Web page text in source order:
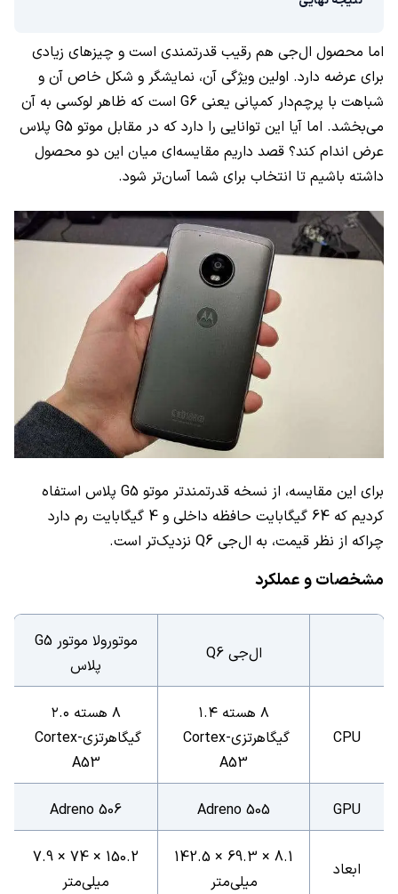
اما محصول ال‌جی هم رقیب قدرتمندی است و چیزهای زیادی
برای عرضه دارد. اولین ویژگی آن، نمایشگر و شکل خاص آن و
شباهت با پرچم‌دار کمپانی یعنی G6 است که ظاهر لوکسی به آن
می‌بخشد. اما آیا این توانایی را دارد که در مقابل موتو G5 پلاس
عرض اندام کند؟ قصد داریم مقایسه‌ای میان این دو محصول
داشته باشیم تا انتخاب برای شما آسان‌تر شود.
برای این مقایسه، از نسخه قدرتمندتر موتو G5 پلاس استفاه
کردیم که 64 گیگابایت حافظه داخلی و 4 گیگابایت رم دارد
چراکه از نظر قیمت، به ال‌جی Q6 نزدیک‌تر است.
مشخصات و عملکرد
ال‌جیQ6
موتورولا موتورG5
پلاس
CPU
۸ هسته ۱.۴
گیگاهرتزیCortex-
A53
۸ هسته ۲.۰
گیگاهرتزیCortex-
A53
GPU
Adreno 505
Adreno 506
ابعاد
142.5 × 69.3 × 8.1
میلی‌متر
7.9 × 74 × 150.2
میلی‌متر